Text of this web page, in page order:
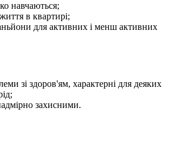
навчаються;
в квартирі;
для активних і менш активних
зі здоров'ям, характерні для деяких
захисними.